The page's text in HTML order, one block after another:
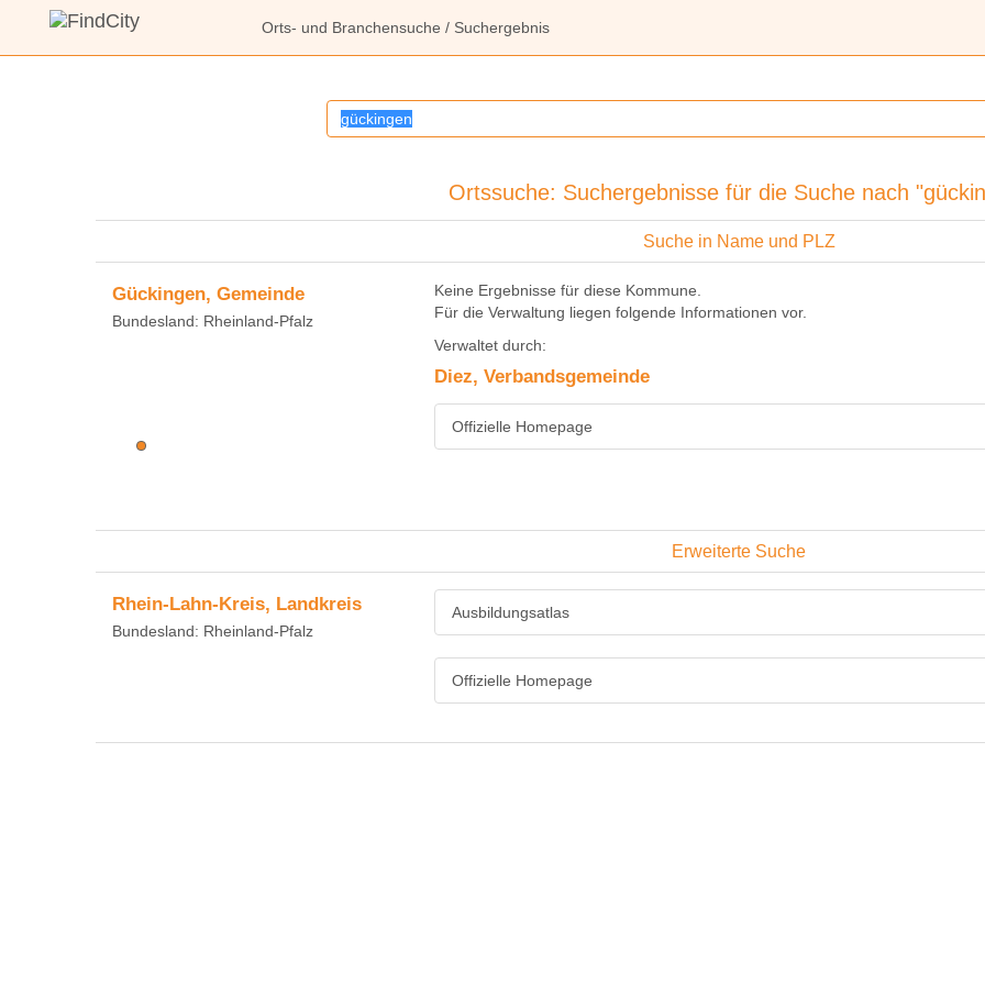
Orts- und Branchensuche / Suchergebnis
Ortssuche: Suchergebnisse für die Suche nach
Suche in Name und PLZ
Gückingen, Gemeinde
Bundesland: Rheinland-Pfalz
Keine Ergebnisse für diese Kommune.
Für die Verwaltung liegen folgende Informationen vor.
Verwaltet durch:
Diez, Verbandsgemeinde
Offizielle Homepage
Erweiterte Suche
Rhein-Lahn-Kreis, Landkreis
Bundesland: Rheinland-Pfalz
Ausbildungsatlas
Offizielle Homepage